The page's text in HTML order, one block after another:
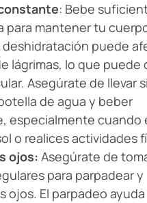
: Bebe
para mantener tu
deshidratación puede
lágrimas, lo que puede
Asegúrate de llevar
de agua y beber
especialmente cuando
o realices actividades
ojos: Asegúrate de
para parpadear y
ojos. El parpadeo ayuda